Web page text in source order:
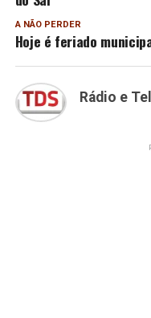
A NÃO PERDER
Hoje é feriado
Rádio e